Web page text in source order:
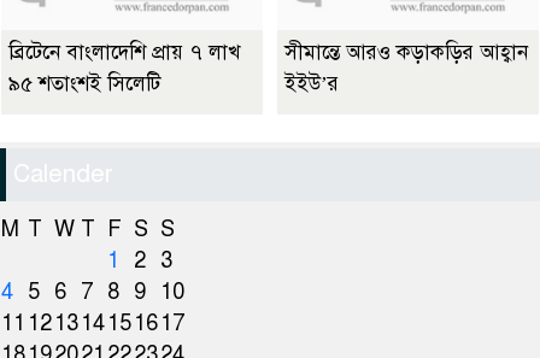
ব্রিটেনে বাংলাদেশি প্রায় ৭ লাখ
৯৫ শতাংশই সিলেটি
সীমান্তে আরও কড়াকড়ির আহ্বান
ইইউ’র
Calender
M T W T F S S
1
2 3
4 5 6 7 8 9
10
11 121314151617